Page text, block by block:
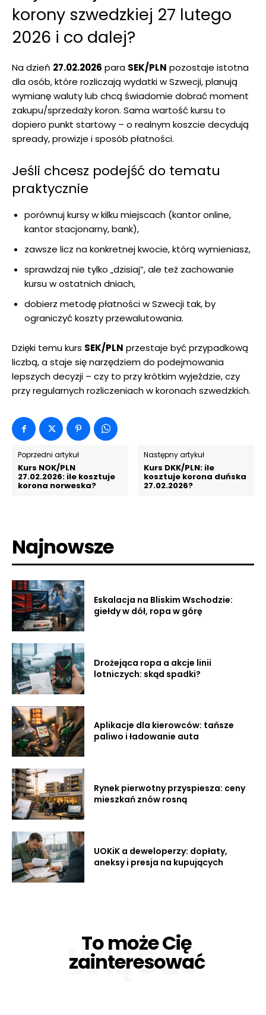
korony szwedzkiej 27 lutego
2026 i co dalej?
Na dzień 27.02.2026 para SEK/PLN pozostaje istotna
dla osób, które rozliczają wydatki w Szwecji, planują
wymianę waluty lub chcą świadomie dobrać moment
zakupu/sprzedaży koron. Sama wartość kursu to
dopiero punkt startowy – o realnym koszcie decydują
spready, prowizje i sposób płatności.
Jeśli chcesz podejść do tematu
praktycznie
porównuj kursy w kilku miejscach (kantor online,
kantor stacjonarny, bank),
zawsze licz na konkretnej kwocie, którą wymieniasz,
sprawdzaj nie tylko „dzisiaj”, ale też zachowanie
kursu w ostatnich dniach,
dobierz metodę płatności w Szwecji tak, by
ograniczyć koszty przewalutowania.
Dzięki temu kurs SEK/PLN przestaje być przypadkową
liczbą, a staje się narzędziem do podejmowania
lepszych decyzji – czy to przy krótkim wyjeździe, czy
przy regularnych rozliczeniach w koronach szwedzkich.
Poprzedni artykuł
Kurs NOK/PLN
27.02.2026: ile kosztuje
korona norweska?
Następny artykuł
Kurs DKK/PLN: ile
kosztuje korona duńska
27.02.2026?
Najnowsze
Eskalacja na Bliskim Wschodzie:
giełdy w dół, ropa w górę
Drożejąca ropa a akcje linii
lotniczych: skąd spadki?
Aplikacje dla kierowców: tańsze
paliwo i ładowanie auta
Rynek pierwotny przyspiesza: ceny
mieszkań znów rosną
UOKiK a deweloperzy: dopłaty,
aneksy i presja na kupujących
To może Cię
zainteresować
WIĘCEJ